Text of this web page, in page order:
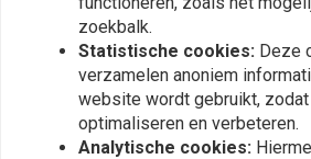
Abonneer
zoekbalk.
Statistische cookies: Deze
verzamelen anoniem
website wordt gebruikt,
optimaliseren en verbeteren.
Analytische cookies: